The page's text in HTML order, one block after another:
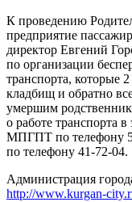
К проведению
предприятие
директор Евгений
по организации
транспорта, которые
кладбищ и обратно
умершим
о работе транспорта
МПГПТ по телефону
по телефону 41-72-04.
Администрация
http://www.kurgan-